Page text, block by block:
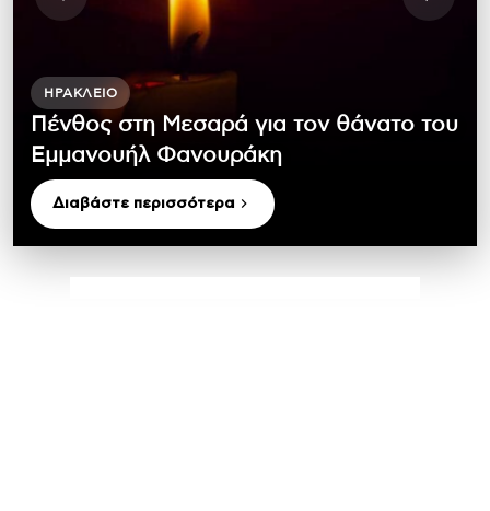
ΗΡΆΚΛΕΙΟ
Πένθος στη Μεσαρά για τον θάνατο του
Εμμανουήλ Φανουράκη
Διαβάστε περισσότερα